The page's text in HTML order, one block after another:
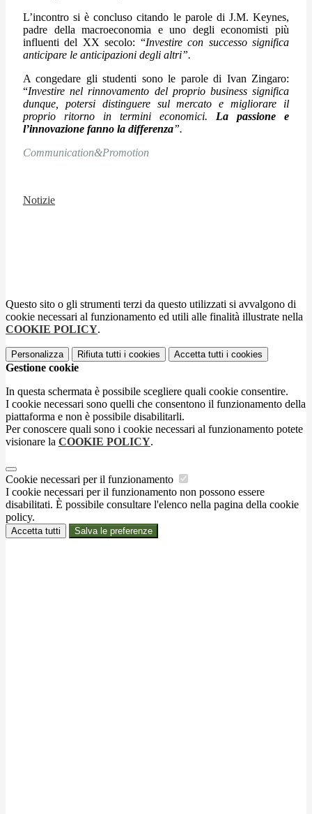
L’incontro si è concluso citando le parole di J.M. Keynes,
padre della macroeconomia e uno degli economisti più
influenti del XX secolo: “Investire con successo significa
anticipare le anticipazioni degli altri”.
A congedare gli studenti sono le parole di Ivan Zingaro:
“Investire nel rinnovamento del proprio business significa
dunque, potersi distinguere sul mercato e migliorare il
proprio ritorno in termini economici. La passione e
l’innovazione fanno la differenza”.
Communication&Promotion
Notizie
Questo sito o gli strumenti terzi da questo utilizzati si avvalgono di
cookie necessari al funzionamento ed utili alle finalità illustrate nella
COOKIE POLICY.
Personalizza Rifiuta tutti i cookies Accetta tutti i cookies
Gestione cookie
In questa schermata è possibile scegliere quali cookie consentire.
I cookie necessari sono quelli che consentono il funzionamento della
piattaforma e non è possibile disabilitarli.
Per conoscere quali sono i cookie necessari al funzionamento potete
visionare la COOKIE POLICY.
Cookie necessari per il funzionamento
I cookie necessari per il funzionamento non possono essere
disabilitati. È possibile consultare l'elenco nella pagina della cookie
policy.
Accetta tutti Salva le preferenze